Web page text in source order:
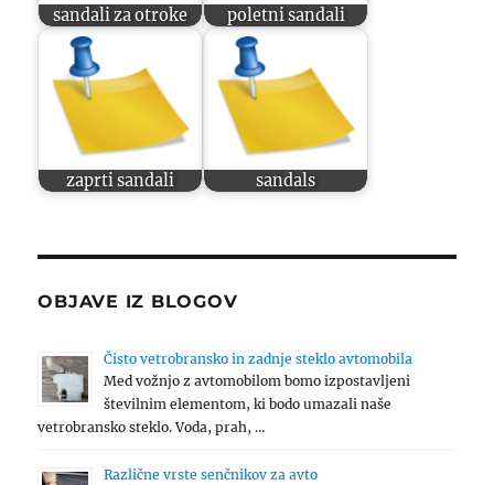
sandali za otroke poletni sandali
zaprti sandali sandals
OBJAVE IZ BLOGOV
Čisto vetrobransko in zadnje steklo avtomobila
Med vožnjo z avtomobilom bomo izpostavljeni
številnim elementom, ki bodo umazali naše
vetrobransko steklo. Voda, prah, …
Različne vrste senčnikov za avto